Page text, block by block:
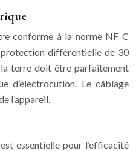
conforme à la norme NF C
différentielle de 30
terre doit être parfaitement
d’électrocution. Le câblage
l’appareil.
essentielle pour l’efficacité